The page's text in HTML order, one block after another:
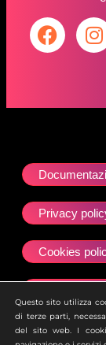
Privacy
Cookies
Site map
Questo sito utilizza
di terze parti,
del sito web. I